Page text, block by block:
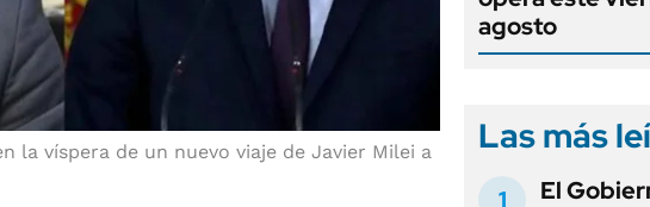
la víspera de un nuevo viaje de Javier Milei a
agosto
Las más
El